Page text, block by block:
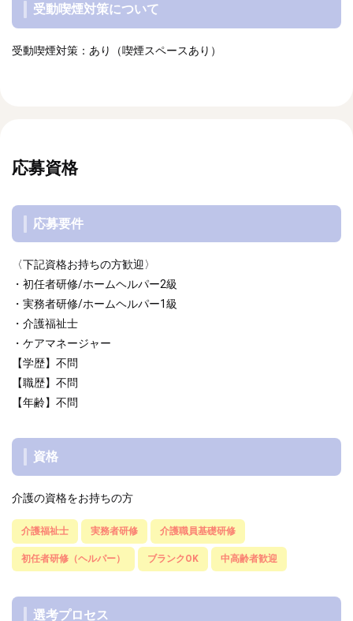
受動喫煙対策について
受動喫煙対策：あり（喫煙スペースあり）
応募資格
応募要件
〈下記資格お持ちの方歓迎〉
・初任者研修/ホームヘルパー2級
・実務者研修/ホームヘルパー1級
・介護福祉士
・ケアマネージャー
【学歴】不問
【職歴】不問
【年齢】不問
資格
介護の資格をお持ちの方
介護福祉士 実務者研修 介護職員基礎研修
初任者研修（ヘルパー） ブランクOK 中高齢者歓迎
選考プロセス